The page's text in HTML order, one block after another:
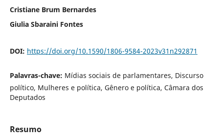
Cristiane Brum Bernardes
Giulia Sbaraini Fontes
DOI: https://doi.org/10.1590/1806-9584-2023v31n292871
Palavras-chave: Mídias sociais de parlamentares, Discurso
político, Mulheres e política, Gênero e política, Câmara dos
Deputados
Resumo